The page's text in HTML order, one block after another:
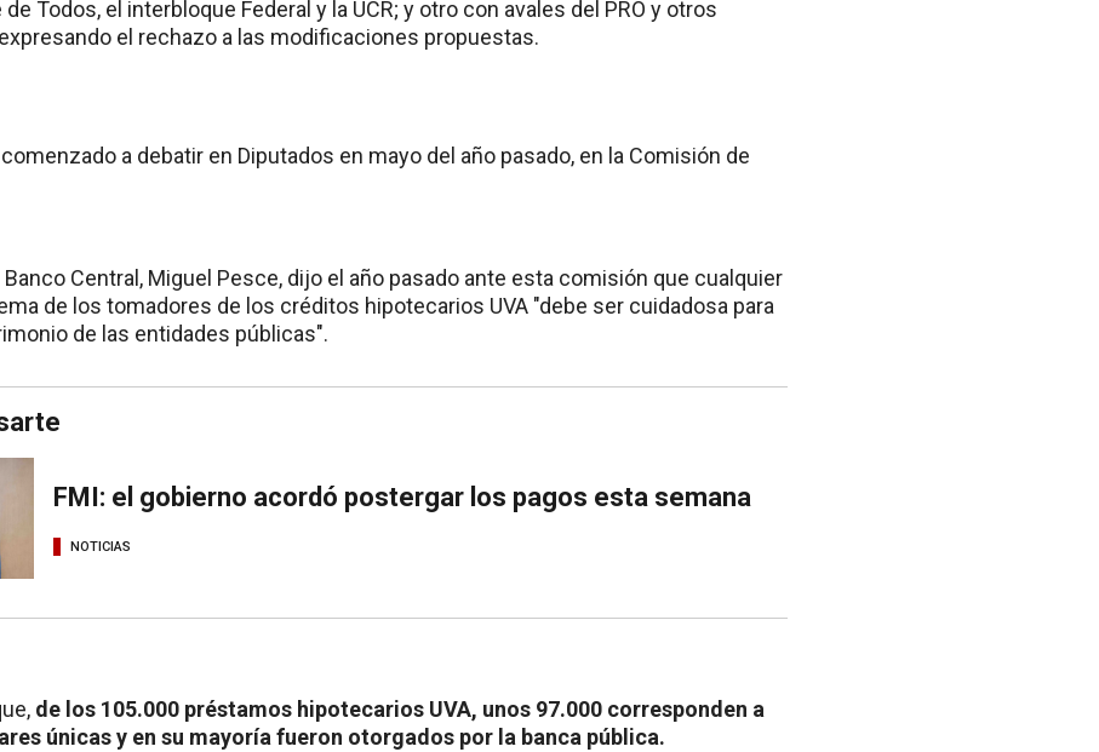
Todos, el interbloque Federal y la UCR; y otro con avales del PRO y otros
el rechazo a las modificaciones propuestas.
a debatir en Diputados en mayo del año pasado, en la Comisión de
Central, Miguel Pesce, dijo el año pasado ante esta comisión que cualquier
de los tomadores de los créditos hipotecarios UVA "debe ser cuidadosa para
de las entidades públicas".
FMI: el gobierno acordó postergar los pagos esta semana
NOTICIAS
de los 105.000 préstamos hipotecarios UVA, unos 97.000 corresponden a
únicas y en su mayoría fueron otorgados por la banca pública.